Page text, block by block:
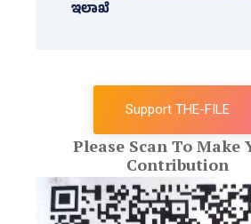
ಇಲಾಖೆ
Support THE-FILE
Please Scan To Make
Contribution